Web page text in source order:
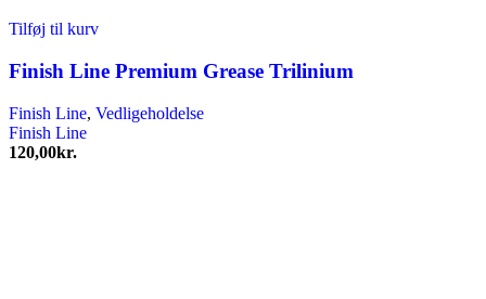
Tilføj til kurv
Finish Line Premium Grease Trilinium
Finish Line, Vedligeholdelse
Finish Line
120,00kr.